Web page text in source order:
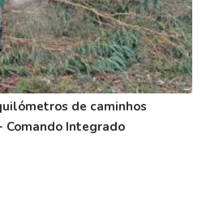
de caminhos
Integrado